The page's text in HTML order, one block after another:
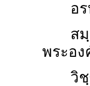
อ
ส
พระอง
วิ